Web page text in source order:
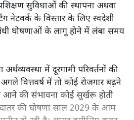
सुविधाओं की स्थापना अथवा
नेटवर्क के विस्तार के लिए स्वदेशी
घोषणाओं के लागू होने में लंबा समय
में दूरगामी परिवर्तनों की
वित्तवर्ष में तो कोई रोजगार बढ़ने
की संभावना कोई सुर्खरू होती
की घोषणा साल 2029 के आम